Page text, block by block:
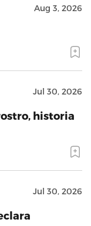
Aug 3, 2026
Jul 30, 2026
historia
Jul 30, 2026